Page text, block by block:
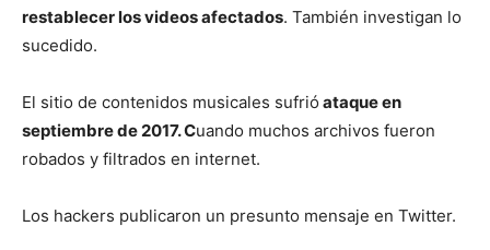
restablecer los videos afectados. También investigan lo
sucedido.
El sitio de contenidos musicales sufrió ataque en
septiembre de 2017. Cuando muchos archivos fueron
robados y filtrados en internet.
Los hackers publicaron un presunto mensaje en Twitter.